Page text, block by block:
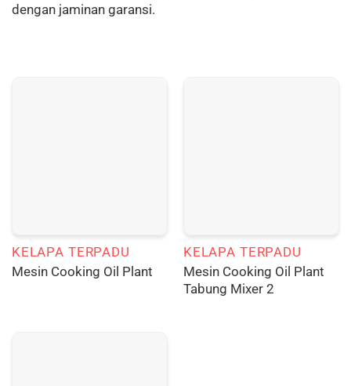
dengan jaminan garansi.
KELAPA TERPADU
Mesin Cooking Oil Plant
KELAPA TERPADU
Mesin Cooking Oil Plant
Tabung Mixer 2